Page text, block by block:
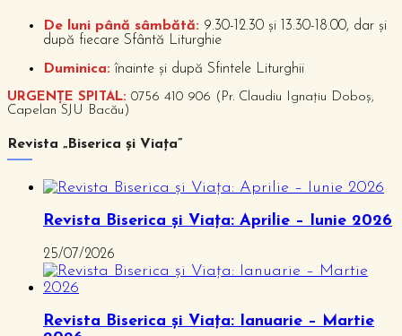
De luni până sâmbătă: 9.30-12.30 și 13.30-18.00, dar și
după fiecare Sfântă Liturghie
Duminica: înainte și după Sfintele Liturghii
URGENȚE SPITAL: 0756 410 906 (Pr. Claudiu Ignațiu Doboș,
Capelan SJU Bacău)
Revista „Biserica și Viața”
Revista Biserica și Viața: Aprilie – Iunie 2026
25/07/2026
Revista Biserica și Viața: Ianuarie – Martie